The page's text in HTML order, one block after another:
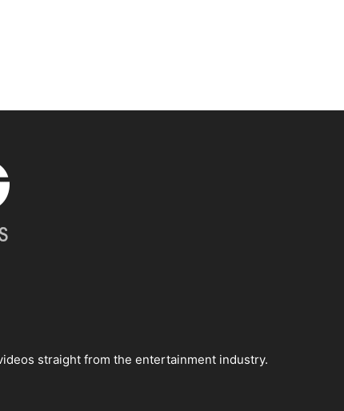
straight from the entertainment industry.